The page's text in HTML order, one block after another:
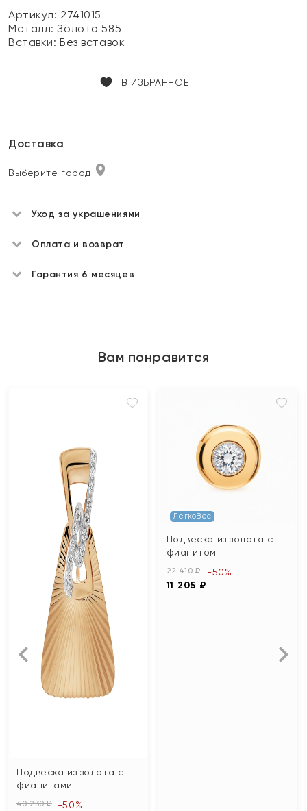
Артикул: 2741015
Металл:Золото 585
Вставки:Без вставок
В ИЗБРАННОЕ
Доставка
Выберите город
Уход за украшениями
Оплата и возврат
Гарантия 6 месяцев
Вам понравится
Подвеска из золота с
фианитами
40 230 ₽ -50%
ЛегкоВес
Подвеска из золота с
фианитом
22 410 ₽
11 205 ₽
-50%